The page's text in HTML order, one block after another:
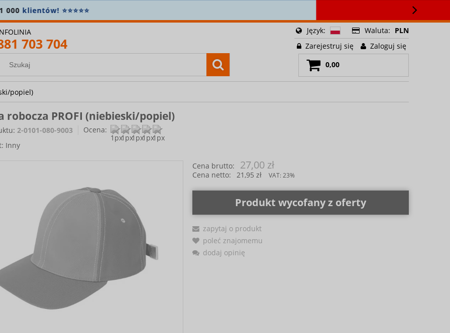
Sprawdź najnowszą
703 704
Język: Waluta: PLN
Zarejestruj się
Zaloguj się
0,00
popiel)
robocza PROFI (niebieski/popiel)
2-0101-080-9003
Ocena:
Inny
Cena brutto: 27,00 zł
Cena netto: 21,95 zł VAT:23%
Produkt wycofany z oferty
zapytaj o produkt
poleć znajomemu
dodaj opinię